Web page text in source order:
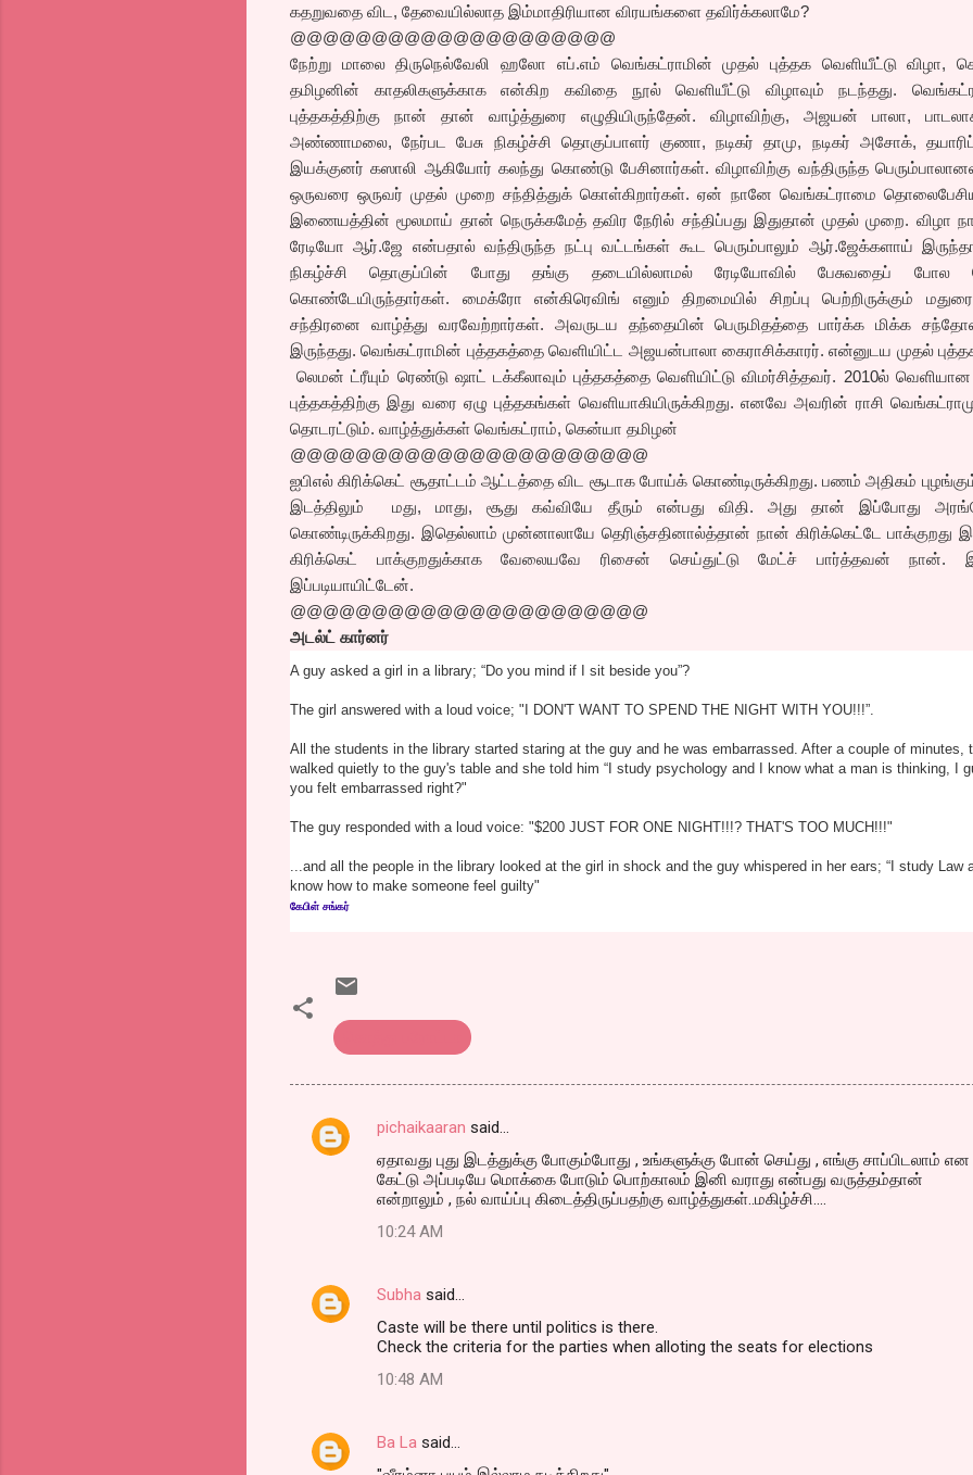
கதறுவதை விட, தேவையில்லாத இம்மாதிரியான விரயங்களை தவிர்க்கலாமே?
@@@@@@@@@@@@@@@@@@@@
நேற்று மாலை திருநெல்வேலி ஹலோ எப்.எம் வெங்கட்ராமின் முதல் புத்தக வெளியீட்டு விழா,
தமிழனின் காதலிகளுக்காக என்கிற கவிதை நூல் வெளியீட்டு விழாவும் நடந்தது.
புத்தகத்திற்கு நான் தான் வாழ்த்துரை எழுதியிருந்தேன். விழாவிற்கு, அஜயன் பாலா,
அண்ணாமலை, நேர்பட பேசு நிகழ்ச்சி தொகுப்பாளர் குணா, நடிகர் தாமு, நடிகர் அசோக்,
இயக்குனர் கஸாலி ஆகியோர் கலந்து கொண்டு பேசினார்கள். விழாவிற்கு வந்திருந்த
ஒருவரை ஒருவர் முதல் முறை சந்தித்துக் கொள்கிறார்கள். ஏன் நானே வெங்கட்ராமை
இணையத்தின் மூலமாய் தான் நெருக்கமேத் தவிர நேரில் சந்திப்பது இதுதான் முதல் முறை. விழா
ரேடியோ ஆர்.ஜே என்பதால் வந்திருந்த நட்பு வட்டங்கள் கூட பெரும்பாலும் ஆர்.ஜேக்களாய்
நிகழ்ச்சி தொகுப்பின் போது தங்கு தடையில்லாமல் ரேடியோவில் பேசுவதைப் போல
கொண்டேயிருந்தார்கள். மைக்ரோ என்கிரெவிங் எனும் திறமையில் சிறப்பு பெற்றிருக்கும் மதுரை
சந்திரனை வாழ்த்து வரவேற்றார்கள். அவருடய தந்தையின் பெருமிதத்தை பார்க்க மிக்க
இருந்தது. வெங்கட்ராமின் புத்தகத்தை வெளியிட்ட அஜயன்பாலா கைராசிக்காரர். என்னுடய முதல்
லெமன் ட்ரீயும் ரெண்டு ஷாட் டக்கீலாவும் புத்தகத்தை வெளியிட்டு விமர்சித்தவர். 2010ல்
புத்தகத்திற்கு இது வரை ஏழு புத்தகங்கள் வெளியாகியிருக்கிறது. எனவே அவரின் ராசி
தொடரட்டும். வாழ்த்துக்கள் வெங்கட்ராம், கென்யா தமிழன்
@@@@@@@@@@@@@@@@@@@@@@
ஐபிஎல் கிரிக்கெட் சூதாட்டம் ஆட்டத்தை விட சூடாக போய்க் கொண்டிருக்கிறது. பணம் அதிகம்
இடத்திலும் மது, மாது, சூது கவ்வியே தீரும் என்பது விதி. அது தான் இப்போது
கொண்டிருக்கிறது. இதெல்லாம் முன்னாலாயே தெரிஞ்சதினால்த்தான் நான் கிரிக்கெட்டே பாக்குறது
கிரிக்கெட் பாக்குறதுக்காக வேலையவே ரிசைன் செய்துட்டு மேட்ச் பார்த்தவன் நான்.
இப்படியாயிட்டேன்.
@@@@@@@@@@@@@@@@@@@@@@
அடல்ட் கார்னர்
A guy asked a girl in a library; “Do you mind if I sit beside you”?
The girl answered with a loud voice; "I DON'T WANT TO SPEND THE NIGHT WITH YOU!!!”.
All the students in the library started staring at the guy and he was embarrassed. After a couple of minutes,
walked quietly to the guy's table and she told him “I study psychology and I know what a man is thinking, I
you felt embarrassed right?"
The guy responded with a loud voice: "$200 JUST FOR ONE NIGHT!!!? THAT'S TOO MUCH!!!"
...and all the people in the library looked at the girl in shock and the guy whispered in her ears; “I study Law
know how to make someone feel guilty"
கேபிள் சங்கர்
C
n
t
pichaikaaran said…
ஏதாவது புது இடத்துக்கு போகும்போது , உங்களுக்கு போன் செய்து , எங்கு சாப்பிடலாம் என
கேட்டு அப்படியே மொக்கை போடும் பொற்காலம் இனி வராது என்பது வருத்தம்தான்
என்றாலும் , நல் வாய்ப்பு கிடைத்திருப்பதற்கு வாழ்த்துகள்..மகிழ்ச்சி....
10:24 AM
Subha said…
Caste will be there until politics is there.
Check the criteria for the parties when alloting the seats for elections
10:48 AM
Ba La said…